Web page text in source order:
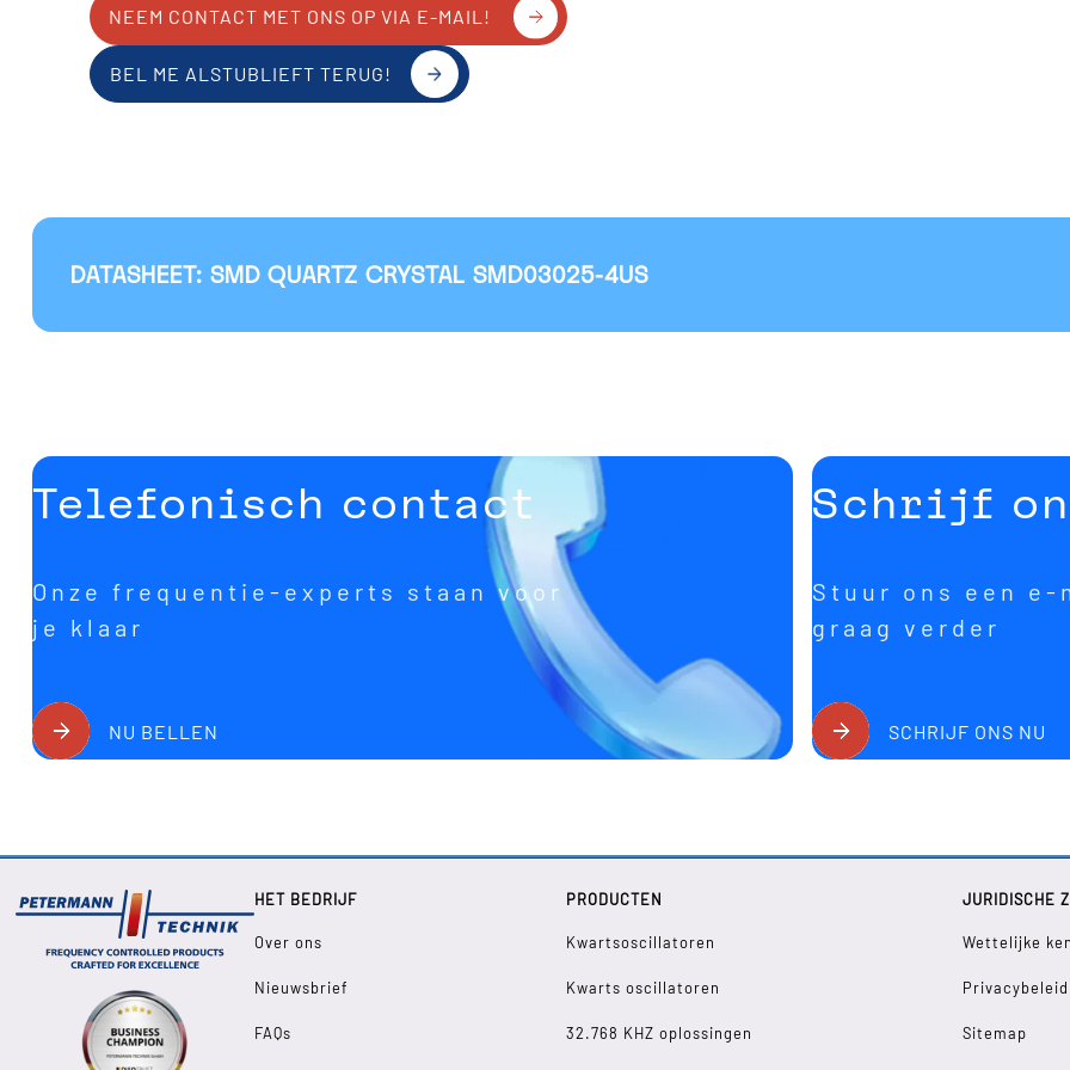
NEEM CONTACT MET ONS OP VIA E-MAIL!
BEL ME ALSTUBLIEFT TERUG!
DATASHEET: SMD QUARTZ CRYSTAL SMD03025-4US
Telefonisch contact
Onze frequentie-experts staan voor
je klaar
NU BELLEN
Schrijf
Stuur ons een
graag verder
SCHRIJF ONS NU
HET BEDRIJF
Over ons
Nieuwsbrief
FAQs
PRODUCTEN
Kwartsoscillatoren
Kwarts oscillatoren
32.768 KHZ oplossingen
JURIDISCHE
Wettelijke
Privacybeleid
Sitemap